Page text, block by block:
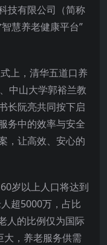
技有限公司（简称
慧养老健康平台”
上，清华五道口养
中山大学郭裕兰教
长阮亮共同按下启
务中的效率与安全
，让高效、安心的
岁以上人口将达到
超5000万，占比
人的比例仅为国际
，养老服务供需